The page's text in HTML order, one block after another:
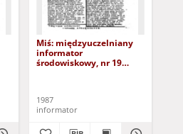
Miś: międzyuczelniany
informator
środowiskowy, nr 19
1987
informator